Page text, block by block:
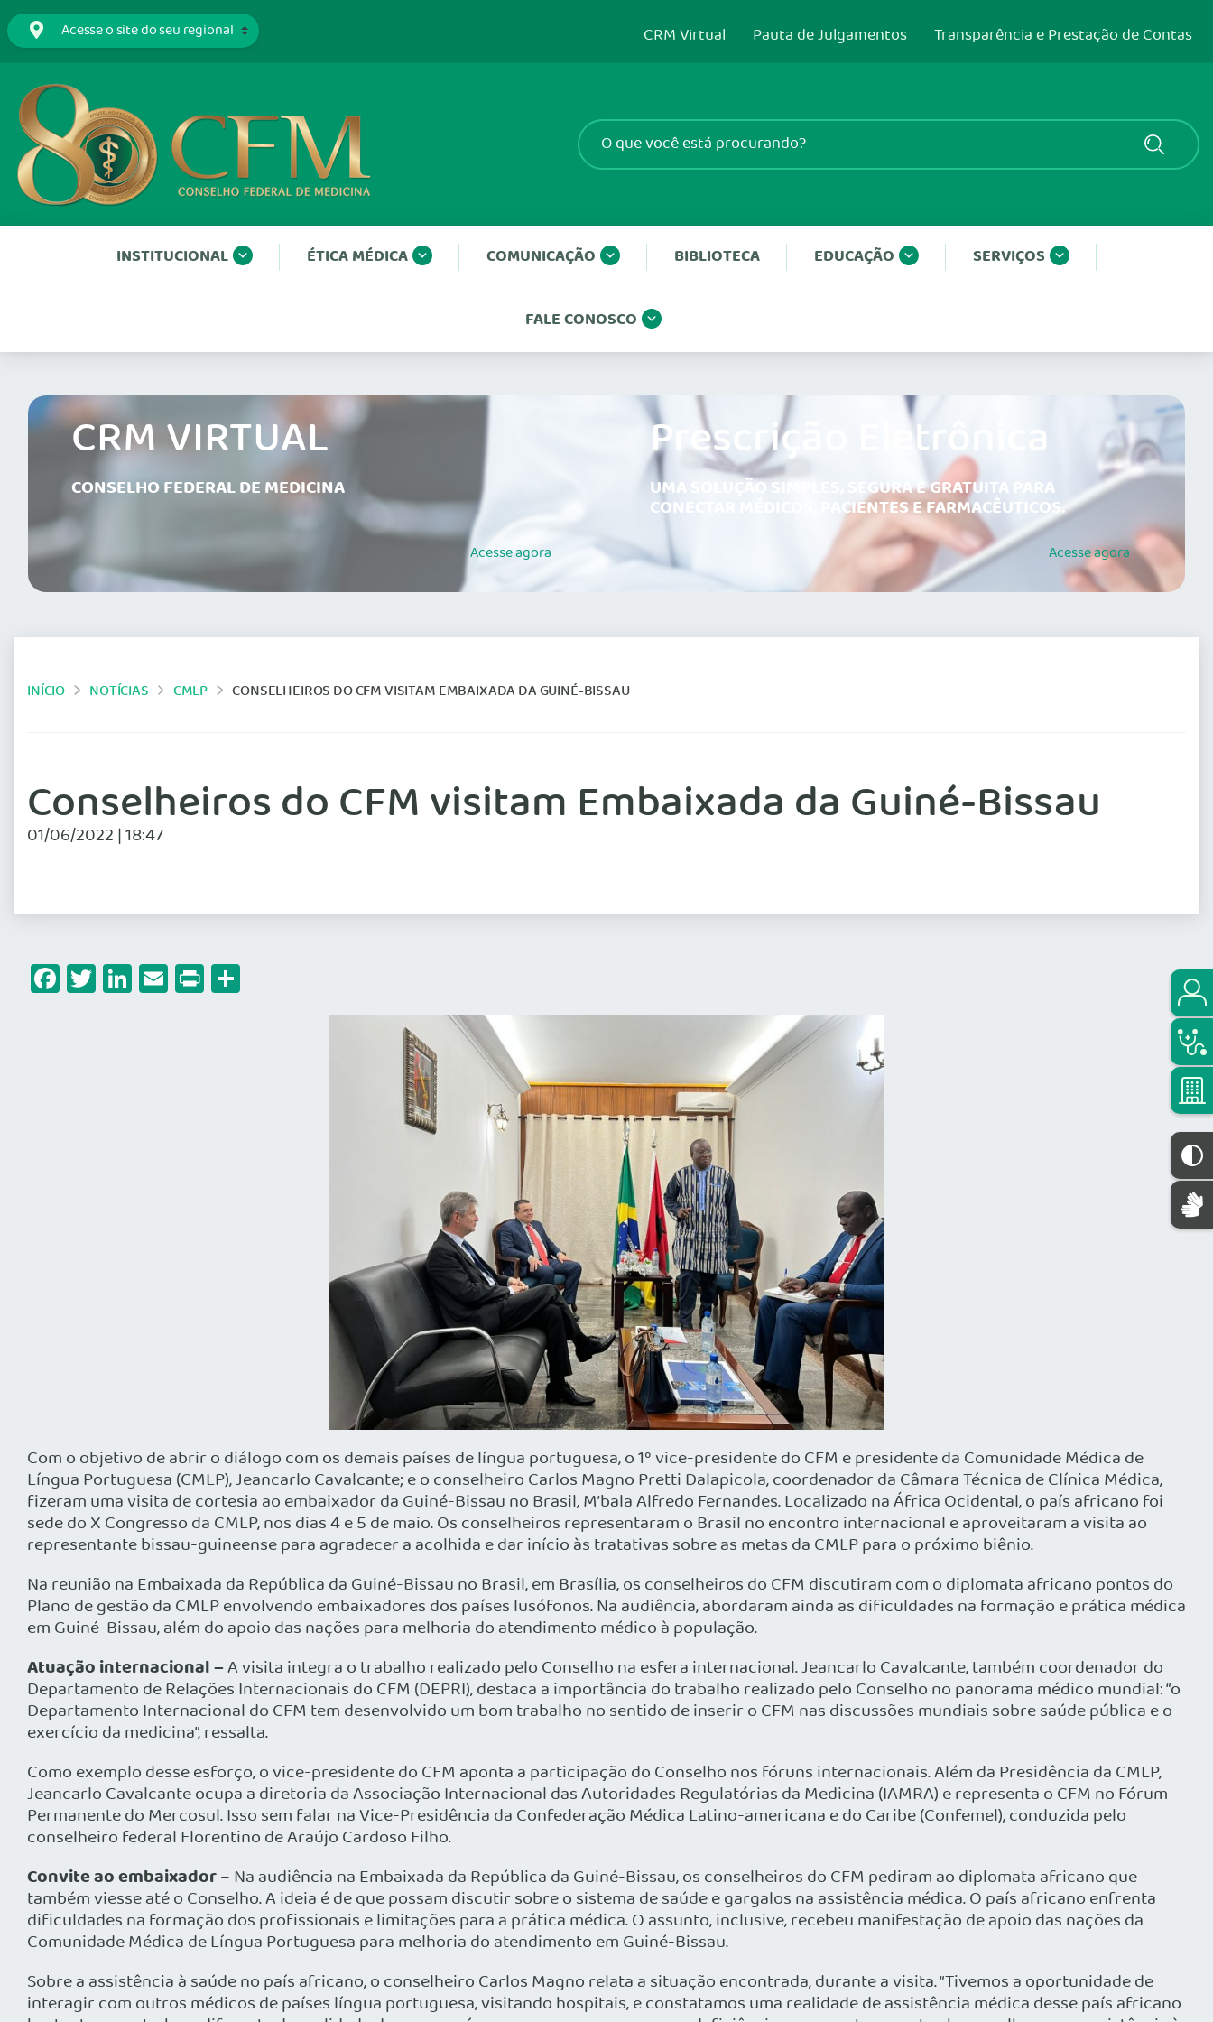
CRM Virtual Pauta de Julgamentos Transparência e Prestação de Contas
INSTITUCIONAL ÉTICA MÉDICA COMUNICAÇÃO BIBLIOTECA EDUCAÇÃO SERVIÇOS
FALE CONOSCO
CRM VIRTUAL
CONSELHO FEDERAL DE MEDICINA
Acesseagora
Prescrição Eletrônica
UMA SOLUÇÃO SIMPLES, SEGURA E GRATUITA PARA
CONECTAR MÉDICOS, PACIENTES E FARMACÊUTICOS.
Acesseagora
INÍCIO NOTÍCIAS CMLP CONSELHEIROS DO CFM VISITAM EMBAIXADA DA GUINÉ-BISSAU
Conselheiros do CFM visitam Embaixada da Guiné-Bissau
01/06/2022 | 18:47
Facebook
Twitter
LinkedIn
Email
Print
Com o objetivo de abrir o diálogo com os demais países de língua portuguesa, o 1º vice-presidente do CFM e presidente da Comunidade Médica de
Língua Portuguesa (CMLP), Jeancarlo Cavalcante; e o conselheiro Carlos Magno Pretti Dalapicola, coordenador da Câmara Técnica de Clínica Médica,
fizeram uma visita de cortesia ao embaixador da Guiné-Bissau no Brasil, M’bala Alfredo Fernandes. Localizado na África Ocidental, o país africano foi
sede do X Congresso da CMLP, nos dias 4 e 5 de maio. Os conselheiros representaram o Brasil no encontro internacional e aproveitaram a visita ao
representante bissau-guineense para agradecer a acolhida e dar início às tratativas sobre as metas da CMLP para o próximo biênio.
Na reunião na Embaixada da República da Guiné-Bissau no Brasil, em Brasília, os conselheiros do CFM discutiram com o diplomata africano pontos do
Plano de gestão da CMLP envolvendo embaixadores dos países lusófonos. Na audiência, abordaram ainda as dificuldades na formação e prática médica
em Guiné-Bissau, além do apoio das nações para melhoria do atendimento médico à população.
Atuação internacional –A visita integra o trabalho realizado pelo Conselho na esfera internacional. Jeancarlo Cavalcante, também coordenador do
Departamento de Relações Internacionais do CFM (DEPRI), destaca a importância do trabalho realizado pelo Conselho no panorama médico mundial: “o
Departamento Internacional do CFM tem desenvolvido um bom trabalho no sentido de inserir o CFM nas discussões mundiais sobre saúde pública e o
exercício da medicina”, ressalta.
Como exemplo desse esforço, o vice-presidente do CFM aponta a participação do Conselho nos fóruns internacionais. Além da Presidência da CMLP,
Jeancarlo Cavalcante ocupa a diretoria da Associação Internacional das Autoridades Regulatórias da Medicina (IAMRA) e representa o CFM no Fórum
Permanente do Mercosul. Isso sem falar na Vice-Presidência da Confederação Médica Latino-americana e do Caribe (Confemel), conduzida pelo
conselheiro federal Florentino de Araújo Cardoso Filho.
Convite ao embaixador– Na audiência na Embaixada da República da Guiné-Bissau, os conselheiros do CFM pediram ao diplomata africano que
também viesse até o Conselho. A ideia é de que possam discutir sobre o sistema de saúde e gargalos na assistência médica. O país africano enfrenta
dificuldades na formação dos profissionais e limitações para a prática médica. O assunto, inclusive, recebeu manifestação de apoio das nações da
Comunidade Médica de Língua Portuguesa para melhoria do atendimento em Guiné-Bissau.
Sobre a assistência à saúde no país africano, o conselheiro Carlos Magno relata a situação encontrada, durante a visita. “Tivemos a oportunidade de
interagir com outros médicos de países língua portuguesa, visitando hospitais, e constatamos uma realidade de assistência médica desse país africano